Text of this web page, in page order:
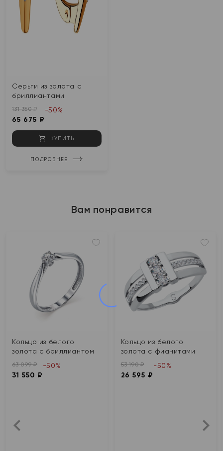
Серьги из золота с
бриллиантами
131 350 ₽
65 675 ₽
-50%
КУПИТЬ
ПОДРОБНЕЕ
Вам понравится
Кольцо из белого
золота с бриллиантом
63 099 ₽
31 550 ₽
-50%
Кольцо из белого
золота с фианитами
53 190 ₽
26 595 ₽
-50%